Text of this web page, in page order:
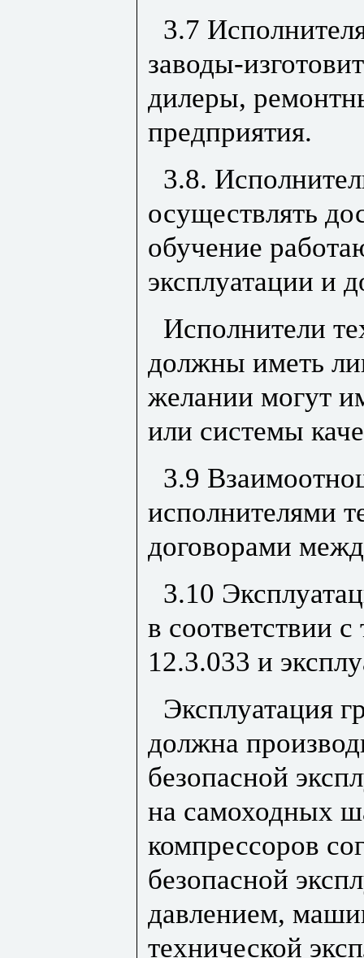
3.7
заводы-
дилеры,
предприятия.
3.8.
осуществлять
обучение
эксплуатации и
Исполнители
должны иметь
желании могут
или системы
3.9
исполнителями
договорами
3.10
в соответствии
12.3.033 и
Эксплуатация
должна
безопасной
на самоходных
компрессоров
безопасной
давлением,
технической